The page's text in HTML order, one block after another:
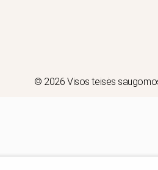
© 2026 Visos teisės